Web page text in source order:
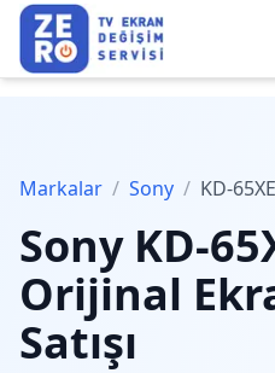
Markalar / Sony / KD-
Sony KD-
Orijinal
Satışı